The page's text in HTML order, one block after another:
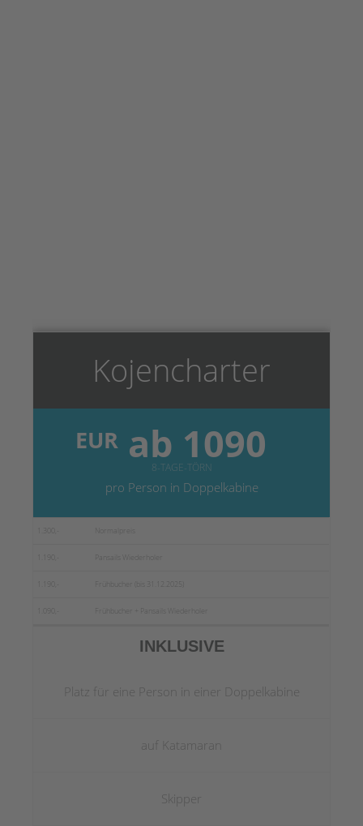
Kojencharter
EURab 1090
8-TAGE-TÖRN
pro Person in Doppelkabine
INKLUSIVE
Platz für eine Person in einer Doppelkabine
auf Katamaran
Skipper